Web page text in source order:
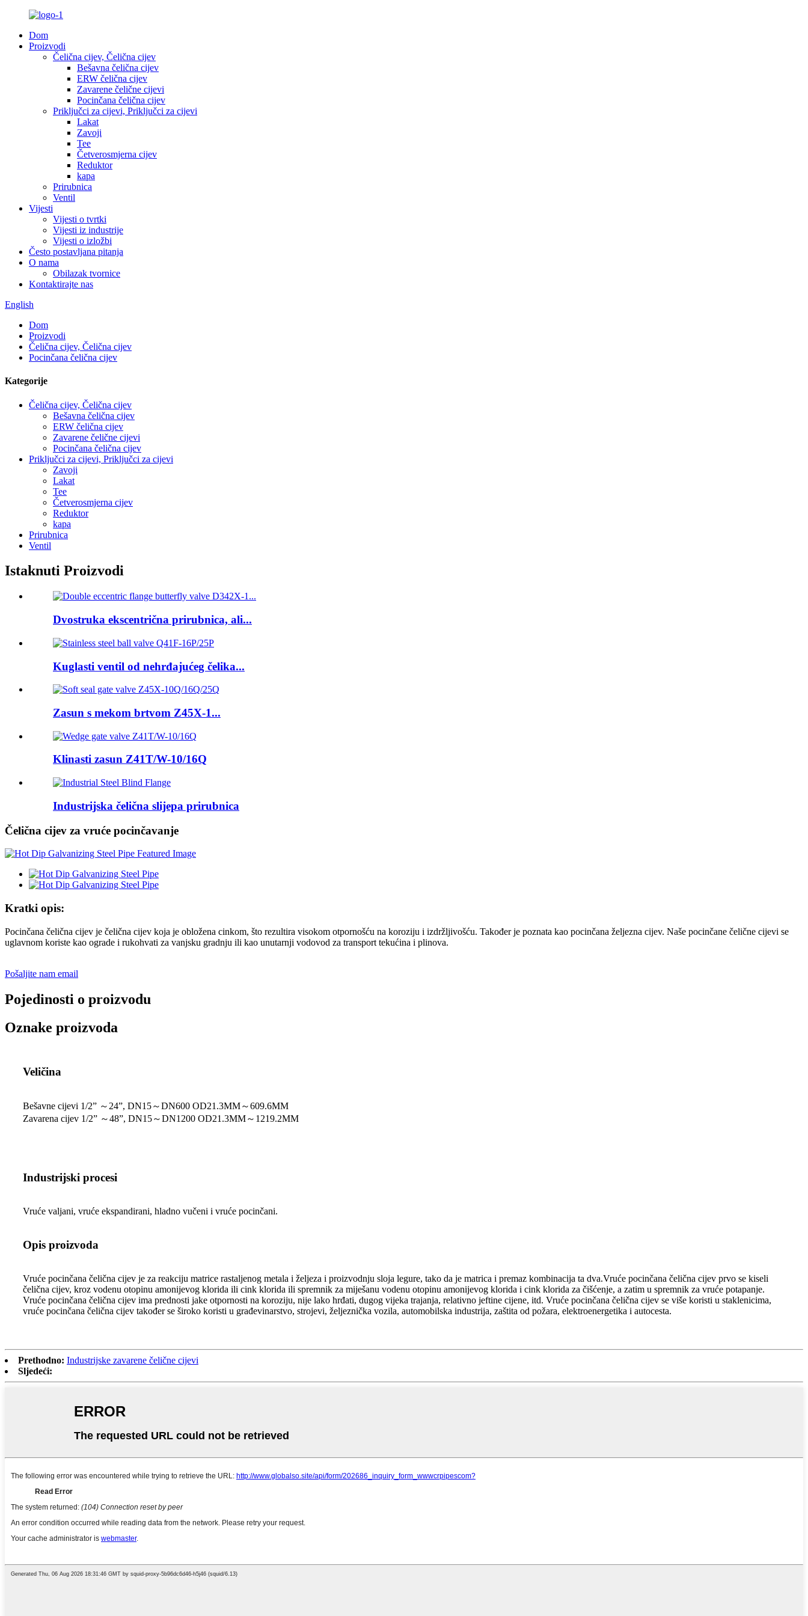
Dom
Proizvodi
Čelična cijev, Čelična cijev
Bešavna čelična cijev
ERW čelična cijev
Zavarene čelične cijevi
Pocinčana čelična cijev
Priključci za cijevi, Priključci za cijevi
Lakat
Zavoji
Tee
Četverosmjerna cijev
Reduktor
kapa
Prirubnica
Ventil
Vijesti
Vijesti o tvrtki
Vijesti iz industrije
Vijesti o izložbi
Često postavljana pitanja
O nama
Obilazak tvornice
Kontaktirajte nas
English
Dom
Proizvodi
Čelična cijev, Čelična cijev
Pocinčana čelična cijev
Kategorije
Čelična cijev, Čelična cijev
Bešavna čelična cijev
ERW čelična cijev
Zavarene čelične cijevi
Pocinčana čelična cijev
Priključci za cijevi, Priključci za cijevi
Zavoji
Lakat
Tee
Četverosmjerna cijev
Reduktor
kapa
Prirubnica
Ventil
Istaknuti Proizvodi
Dvostruka ekscentrična prirubnica, ali...
Kuglasti ventil od nehrđajućeg čelika...
Zasun s mekom brtvom Z45X-1...
Klinasti zasun Z41T/W-10/16Q
Industrijska čelična slijepa prirubnica
Čelična cijev za vruće pocinčavanje
Kratki opis:
Pocinčana čelična cijev je čelična cijev koja je obložena cinkom, što rezultira visokom otpornošću na koroziju i izdržljivošću. Također je poznata kao pocinčana željezna cijev. Naše pocinčane čelične cijevi se
uglavnom koriste kao ograde i rukohvati za vanjsku gradnju ili kao unutarnji vodovod za transport tekućina i plinova.
Pošaljite nam email
Pojedinosti o proizvodu
Oznake proizvoda
Veličina
Bešavne cijevi 1/2” ～24”, DN15～DN600 OD21.3MM～609.6MM
Zavarena cijev 1/2” ～48”, DN15～DN1200 OD21.3MM～1219.2MM
Industrijski procesi
Vruće valjani, vruće ekspandirani, hladno vučeni i vruće pocinčani.
Opis proizvoda
Vruće pocinčana čelična cijev je za reakciju matrice rastaljenog metala i željeza i proizvodnju sloja legure, tako da je matrica i premaz kombinacija ta dva.Vruće pocinčana čelična cijev prvo se kiseli
čelična cijev, kroz vodenu otopinu amonijevog klorida ili cink klorida ili spremnik za miješanu vodenu otopinu amonijevog klorida i cink klorida za čišćenje, a zatim u spremnik za vruće potapanje.
Vruće pocinčana čelična cijev ima prednosti jake otpornosti na koroziju, nije lako hrđati, dugog vijeka trajanja, relativno jeftine cijene, itd. Vruće pocinčana čelična cijev se više koristi u staklenicima,
vruće pocinčana čelična cijev također se široko koristi u građevinarstvo, strojevi, željeznička vozila, automobilska industrija, zaštita od požara, elektroenergetika i autocesta.
Prethodno: Industrijske zavarene čelične cijevi
Sljedeći: